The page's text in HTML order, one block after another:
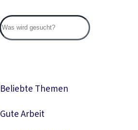
Beliebte Themen
Gute Arbeit